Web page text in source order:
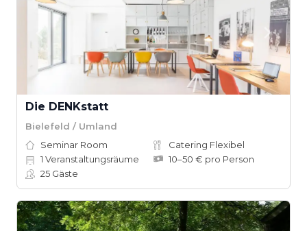
Die DENKstatt
Bielefeld / Umland
Seminar Room
Catering Flexibel
1 Veranstaltungsräume
10–50 € pro Person
25 Gäste